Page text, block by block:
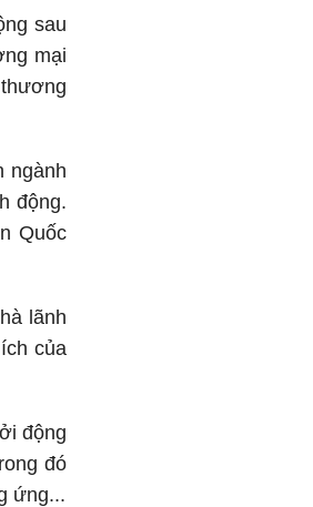
sau
mại
ngành
động.
Quốc
lãnh
của
động
đó
ứng...